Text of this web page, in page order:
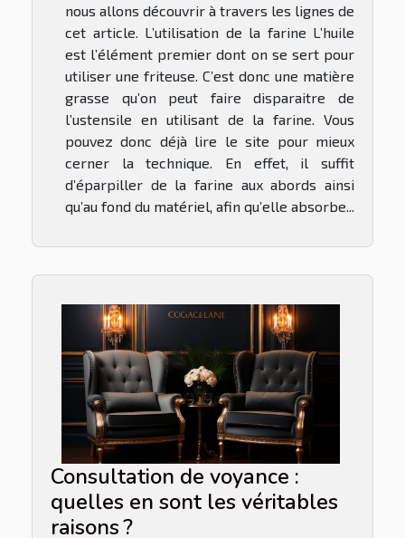
nous allons découvrir à travers les lignes de
cet article. L’utilisation de la farine L’huile
est l’élément premier dont on se sert pour
utiliser une friteuse. C’est donc une matière
grasse qu’on peut faire disparaitre de
l’ustensile en utilisant de la farine. Vous
pouvez donc déjà lire le site pour mieux
cerner la technique. En effet, il suffit
d’éparpiller de la farine aux abords ainsi
qu’au fond du matériel, afin qu’elle absorbe...
Consultation de voyance :
quelles en sont les véritables
raisons ?